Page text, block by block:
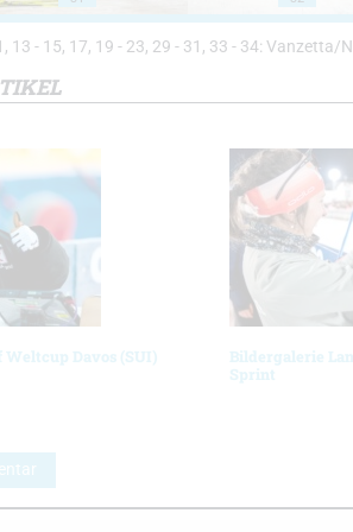
13 - 15, 17, 19 - 23, 29 - 31, 33 - 34:
Davos (SUI)
Bildergalerie
Sprint